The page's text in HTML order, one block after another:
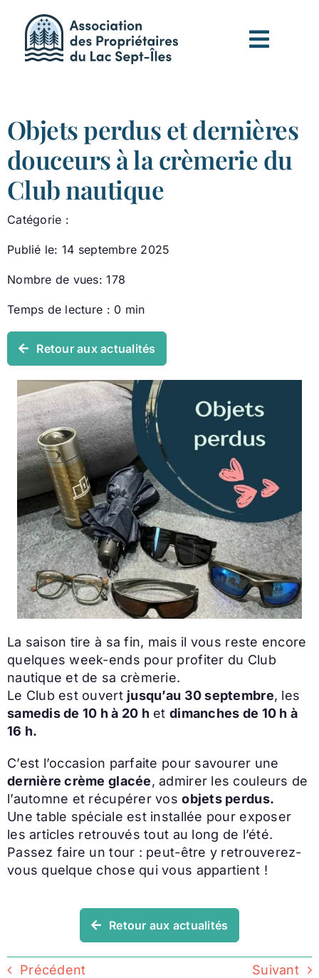
contenu
Objets perdus et dernières
douceurs à la crèmerie du
Club nautique
Catégorie :
Publié le: 14 septembre 2025
Nombre de vues: 178
Temps de lecture : 0 min
Retour aux actualités
La saison tire à sa fin, mais il vous reste encore
quelques week-ends pour profiter du Club
nautique et de sa crèmerie.
Le Club est ouvert jusqu’au 30 septembre, les
samedis de 10 h à 20 h etdimanches de 10 h à
16 h.
C’est l’occasion parfaite pour savourer une
dernière crème glacée, admirer les couleurs de
l’automne et récupérer vosobjets perdus.
Une table spéciale est installée pour exposer
les articles retrouvés tout au long de l’été.
Passez faire un tour : peut-être y retrouverez-
vous quelque chose qui vous appartient !
Retour aux actualités
Précédent Suivant